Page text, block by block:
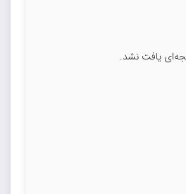
یافت نشد.